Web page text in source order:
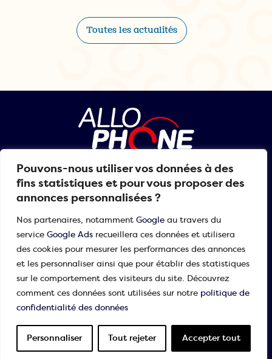
Pouvons-nous utiliser vos données à des
fins statistiques et pour vous proposer des
annonces personnalisées ?
Nos partenaires, notamment Google au travers du
service Google Ads recueillera ces données et utilisera
des cookies pour mesurer les performances des annonces
et les personnaliser ainsi que pour établir des statistiques
sur le comportement des visiteurs du site. Découvrez
comment ces données sont utilisées sur notre politique de
confidentialité des données
Personnaliser Tout rejeter Accepter tout
Toutes les actualités
01 30 84 99 99
NOS MÉTIERS
Relève de standard
Accueil téléphonique
Service après vente
Audit & Conseil
ALLO PHONE Communication
Travailler avec nous
Nos atouts
Nos valeurs
Nos références
Informations
Questions fréquentes
Actualités
Copyright 2026 © Tout droits réservés.